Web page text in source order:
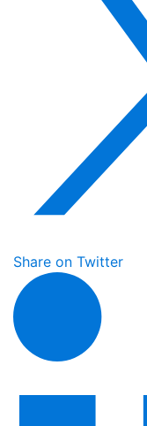
Share on Twitter